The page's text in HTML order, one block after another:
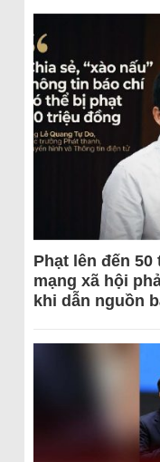
Phạt lên đến
mạng xã hội
khi dẫn nguồn